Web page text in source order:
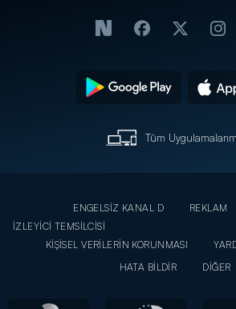
Tüm
ENGELSİZ KANAL D REKLAM
İZLEYİCİ TEMSİLCİSİ
KİŞİSEL VERİLERİN KORUNMASI
HATA BİLDİR
DİĞER